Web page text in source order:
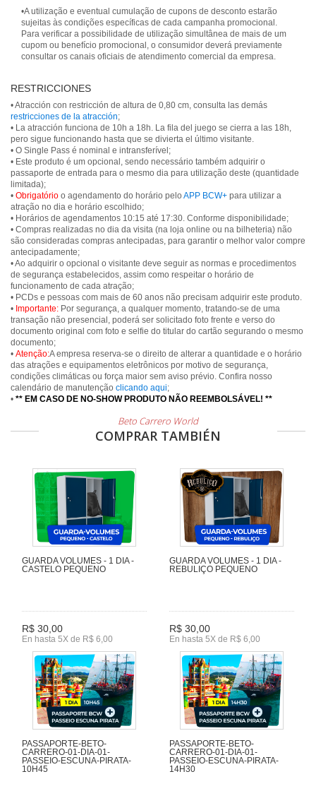
•A utilização e eventual cumulação de cupons de desconto estarão
sujeitas às condições específicas de cada campanha promocional.
Para verificar a possibilidade de utilização simultânea de mais de um
cupom ou benefício promocional, o consumidor deverá previamente
consultar os canais oficiais de atendimento comercial da empresa.
RESTRICCIONES
• Atracción con restricción de altura de 0,80 cm, consulta las demás
restricciones de la atracción;
• La atracción funciona de 10h a 18h. La fila del juego se cierra a las 18h,
pero sigue funcionando hasta que se divierta el último visitante.
• O Single Pass é nominal e intransferível;
• Este produto é um opcional, sendo necessário também adquirir o
passaporte de entrada para o mesmo dia para utilização deste (quantidade
limitada);
• Obrigatório o agendamento do horário pelo APP BCW+ para utilizar a
atração no dia e horário escolhido;
• Horários de agendamentos 10:15 até 17:30. Conforme disponibilidade;
• Compras realizadas no dia da visita (na loja online ou na bilheteria) não
são consideradas compras antecipadas, para garantir o melhor valor compre
antecipadamente;
• Ao adquirir o opcional o visitante deve seguir as normas e procedimentos
de segurança estabelecidos, assim como respeitar o horário de
funcionamento de cada atração;
• PCDs e pessoas com mais de 60 anos não precisam adquirir este produto.
• Importante: Por segurança, a qualquer momento, tratando-se de uma
transação não presencial, poderá ser solicitado foto frente e verso do
documento original com foto e selfie do titular do cartão segurando o mesmo
documento;
• Atenção:A empresa reserva-se o direito de alterar a quantidade e o horário
das atrações e equipamentos eletrônicos por motivo de segurança,
condições climáticas ou força maior sem aviso prévio. Confira nosso
calendário de manutenção clicando aqui;
• ** EM CASO DE NO-SHOW PRODUTO NÃO REEMBOLSÁVEL! **
Beto Carrero World
COMPRAR TAMBIÉN
GUARDA VOLUMES - 1 DIA -
CASTELO PEQUENO
R$ 30,00
En hasta 5X de R$ 6,00
GUARDA VOLUMES - 1 DIA -
REBULIÇO PEQUENO
R$ 30,00
En hasta 5X de R$ 6,00
PASSAPORTE-BETO-
CARRERO-01-DIA-01-
PASSEIO-ESCUNA-PIRATA-
10H45
PASSAPORTE-BETO-
CARRERO-01-DIA-01-
PASSEIO-ESCUNA-PIRATA-
14H30